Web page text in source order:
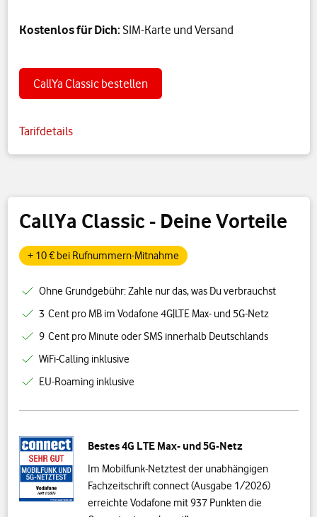
CallYa Classic - Deine Vorteile
+ 10 € bei Rufnummern-Mitnahme
Ohne Grundgebühr: Zahle nur das, was Du verbrauchst
3 Cent pro MB im Vodafone 4G|LTE Max- und 5G-Netz
9 Cent pro Minute oder SMS innerhalb Deutschlands
WiFi-Calling inklusive
EU-Roaming inklusive
Bestes 4G LTE Max- und 5G-Netz
Im Mobilfunk-Netztest der unabhängigen
Fachzeitschrift connect (Ausgabe 1/2026)
erreichte Vodafone mit 937 Punkten die
Kostenlos für Dich: SIM-Karte und Versand
CallYa Classic bestellen
Tarifdetails